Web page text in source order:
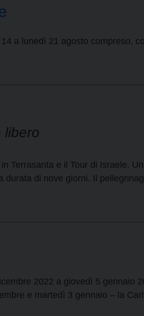
a lunedì 21 agosto compreso,
libero
Terrasanta e il Tour di Israele.
durata di nove giorni. Il
2022 a giovedì 5 gennaio
e martedì 3 gennaio – la